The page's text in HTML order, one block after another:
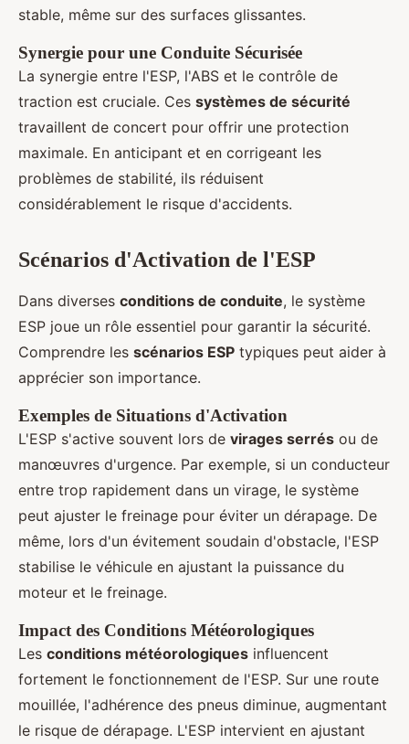
stable, même sur des surfaces glissantes.
Synergie pour une Conduite Sécurisée
La synergie entre l'ESP, l'ABS et le contrôle de
traction est cruciale. Ces systèmes de sécurité
travaillent de concert pour offrir une protection
maximale. En anticipant et en corrigeant les
problèmes de stabilité, ils réduisent
considérablement le risque d'accidents.
Scénarios d'Activation de l'ESP
Dans diverses conditions de conduite, le système
ESP joue un rôle essentiel pour garantir la sécurité.
Comprendre les scénarios ESP typiques peut aider à
apprécier son importance.
Exemples de Situations d'Activation
L'ESP s'active souvent lors de virages serrés ou de
manœuvres d'urgence. Par exemple, si un conducteur
entre trop rapidement dans un virage, le système
peut ajuster le freinage pour éviter un dérapage. De
même, lors d'un évitement soudain d'obstacle, l'ESP
stabilise le véhicule en ajustant la puissance du
moteur et le freinage.
Impact des Conditions Météorologiques
Les conditions météorologiques influencent
fortement le fonctionnement de l'ESP. Sur une route
mouillée, l'adhérence des pneus diminue, augmentant
le risque de dérapage. L'ESP intervient en ajustant